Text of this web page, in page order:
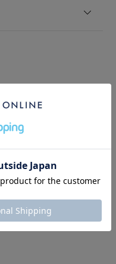
チェックしています